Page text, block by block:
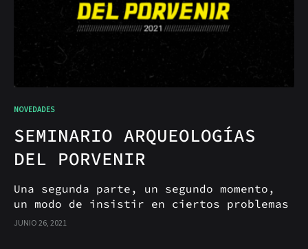
NOVEDADES
SEMINARIO ARQUEOLOGÍAS
DEL PORVENIR
Una segunda parte, un segundo momento,
un modo de insistir en ciertos problemas
desplazando las preguntas.
JUNIO 26, 2021